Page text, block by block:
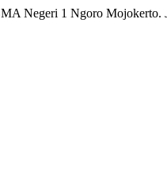
Negeri 1 Ngoro Mojokerto.